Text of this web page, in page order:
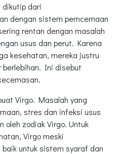
dikutip dari
dengan sistem perncernaan
rentan dengan masalah
usus dan perut. Karena
kesehatan, mereka justru
Ini disebut
Virgo. Masalah yang
stres dan infeksi usus
zodiak Virgo. Untuk
Virgo meski
untuk sistem syaraf dan